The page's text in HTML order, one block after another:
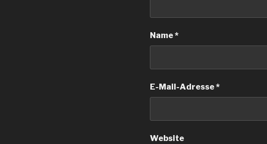
Name*
E-Mail-Adresse*
Website